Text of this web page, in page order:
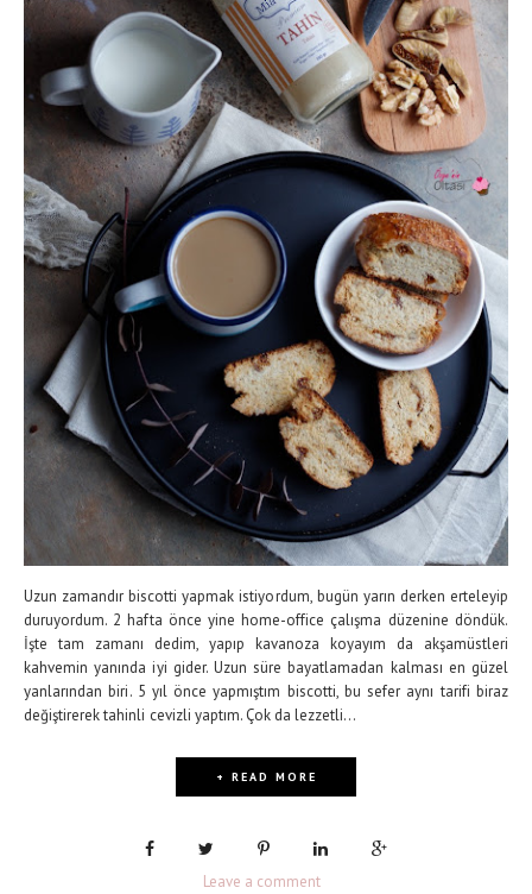
Uzun zamandır biscotti yapmak istiyordum, bugün yarın derken erteleyip
duruyordum. 2 hafta önce yine home-office çalışma düzenine döndük.
İşte tam zamanı dedim, yapıp kavanoza koyayım da akşamüstleri
kahvemin yanında iyi gider. Uzun süre bayatlamadan kalması en güzel
yanlarından biri. 5 yıl önce yapmıştım biscotti, bu sefer aynı tarifi biraz
değiştirerek tahinli cevizli yaptım. Çok da lezzetli...
+ READ MORE
Leave a comment